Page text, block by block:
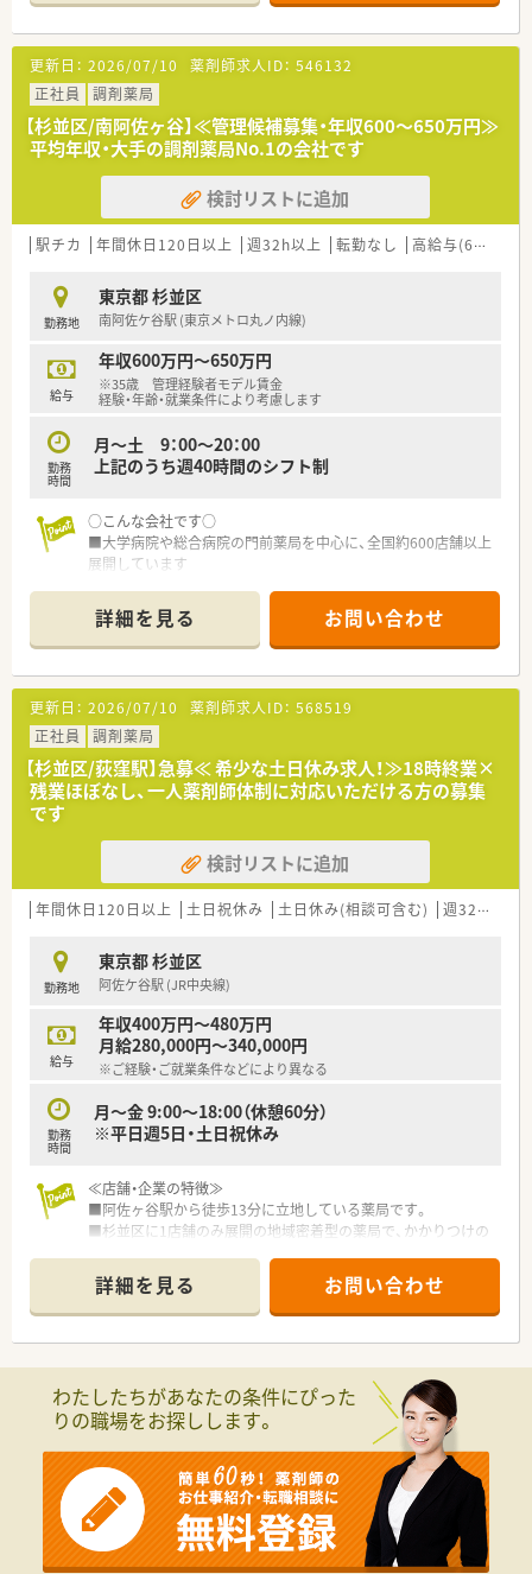
名の体制で業務にあたっています。
【職場環境と雰囲気】
■病院のそばに位置しており、比較的新しくキレイな薬局で快適
に勤務いただけます。
■ロールプレイング研修なども実施しており、ブランク明けの方
も安心して業務に復帰できます。
■スタッフ同士が温かみのある対応を心がけ、コミュニケーショ
ンを大切にする風土があります。
【法人特徴について】
■東京都や神奈川県など関東圏を中心に、90店舗以上の調剤薬
■調剤薬局事業のほか介護事業も手掛けており、地域医療・福祉
への貢献を目指しています。
■患者様や医師、MRとの信頼関係を重視し、会話力を高める社
員育成に力を入れています。
【こんな取り組みをしています】
■新人導入研修から始まり、専門研修、中堅・管理職研修など階
層別教育が充実しています。
■認定薬剤師の資格取得支援制度があり、研修費用補助などを通
じてスキルアップを後押しします。
の知識習得に努めています。
更新日： 2026/07/10 薬剤師求人ID： 546132
正社員
調剤薬局
【杉並区/南阿佐ヶ谷】≪管理候補募集・年収600～650万円≫
平均年収・大手の調剤薬局No.1の会社です
検討リストに追加
駅チカ 年間休日120日以上 週32h以上 転勤なし 高給与(600万円以上)
勤務地
東京都 杉並区
南阿佐ケ谷駅 (東京メトロ丸ノ内線)
給与
年収600万円～650万円
※35歳 管理経験者モデル賃金
経験・年齢・就業条件により考慮します
勤務
時間
月～土 9：00～20：00
上記のうち週40時間のシフト制
○こんな会社です○
■大学病院や総合病院の門前薬局を中心に、全国約600店舗以上
展開しています
■利益率、全調剤薬局の中で日本一の企業です！
■グループ会社を多数所有しているため利益が安定しており、
調剤報酬改定にも影響を受けにくく、将来性のある会社です
■コンプライアンス重視、サービス残業や事務の調剤補助は一切
認めていません。
■高度薬学管理、在宅医療、健康サポートに力を入れています。
各分野に合わせた設備整備や研修制度の導入などを進め、薬剤師
が成長できる環境を整えています。
■大学病院での実務研修など、医療機関と連携して学べる機会も
あり
以内にランクインしています！
詳細を見る お問い合わせ
更新日： 2026/07/10 薬剤師求人ID： 568519
正社員
調剤薬局
【杉並区/荻窪駅】急募≪ 希少な土日休み求人！≫18時終業×
残業ほぼなし、一人薬剤師体制に対応いただける方の募集
です
検討リストに追加
年間休日120日以上 土日祝休み 土日休み(相談可含む) 週32h以上
勤務地
東京都 杉並区
阿佐ケ谷駅 (JR中央線)
給与
年収400万円～480万円
月給280,000円～340,000円
※ご経験・ご就業条件などにより異なる
勤務
時間
月～金 9:00～18:00（休憩60分）
※平日週5日・土日祝休み
≪店舗・企業の特徴≫
■阿佐ヶ谷駅から徒歩13分に立地している薬局です。
■杉並区に1店舗のみ展開の地域密着型の薬局で、かかりつけの
■近隣医療機関の処方箋を幅広く応需しているため、スキルアッ
プもできる環境です。
■一人薬剤師ですが、お昼（13～14時）は薬局閉めるため休憩は
確保できます。
・一人薬剤師体制が対応可能な方
・ご自身のペースで就業したい方
・患者さん対応が好きでコミュニケーション取れる人
詳細を見る お問い合わせ
わたしたちがあなたの条件にぴった
りの職場をお探しします。